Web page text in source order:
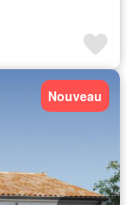
Nouveau